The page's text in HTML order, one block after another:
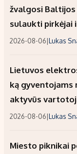
žvalgosi
sulaukti pirkėjai
2026-08-06|Lukas
Lietuvos
ką gyventojams
aktyvūs
2026-08-06|Lukas
Miesto piknikai